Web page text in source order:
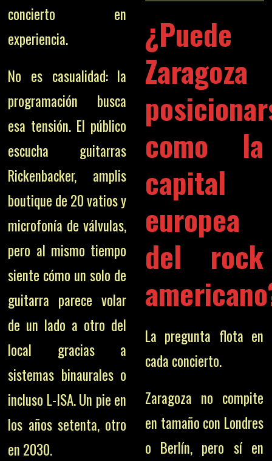
concierto en
experiencia.
No es casualidad: la
programación busca
esa tensión. El público
escucha guitarras
Rickenbacker, amplis
boutique de 20 vatios y
microfonía de válvulas,
pero al mismo tiempo
siente cómo un solo de
guitarra parece volar
de un lado a otro del
local gracias a
sistemas binaurales o
incluso L-ISA. Un pie en
los años setenta, otro
en 2030.
¿Puede
Zaragoza
como la
capital
europea
del rock
La pregunta flota en
cada concierto.
Zaragoza no compite
en tamaño con Londres
o Berlín, pero sí en